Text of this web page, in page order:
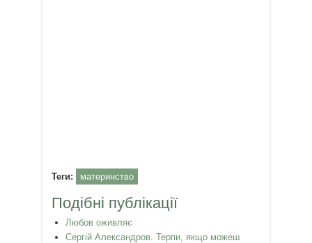
Теги: материнство
Подібні публікації
Любов оживляє
Сергій Александров. Терпи, якщо можеш